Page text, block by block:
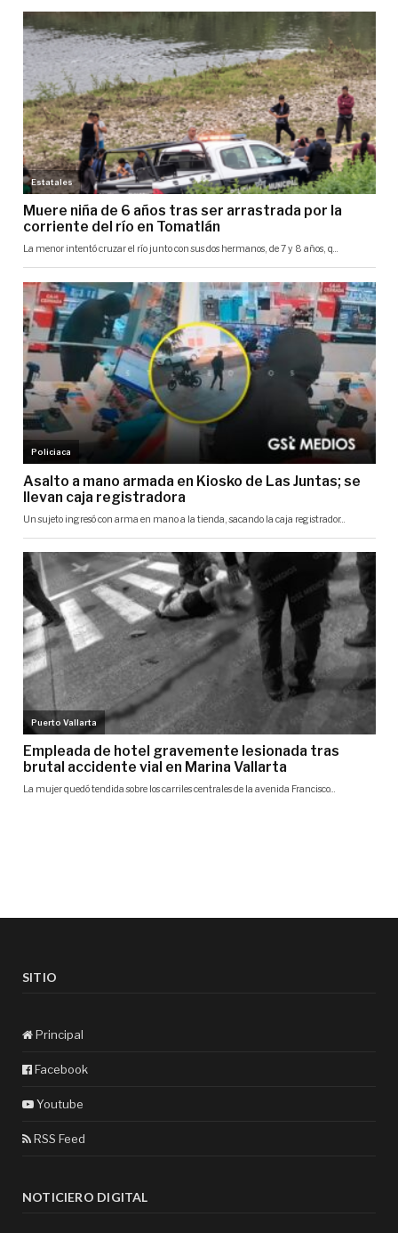
SITIO
Principal
Facebook
Youtube
RSS Feed
NOTICIERO DIGITAL